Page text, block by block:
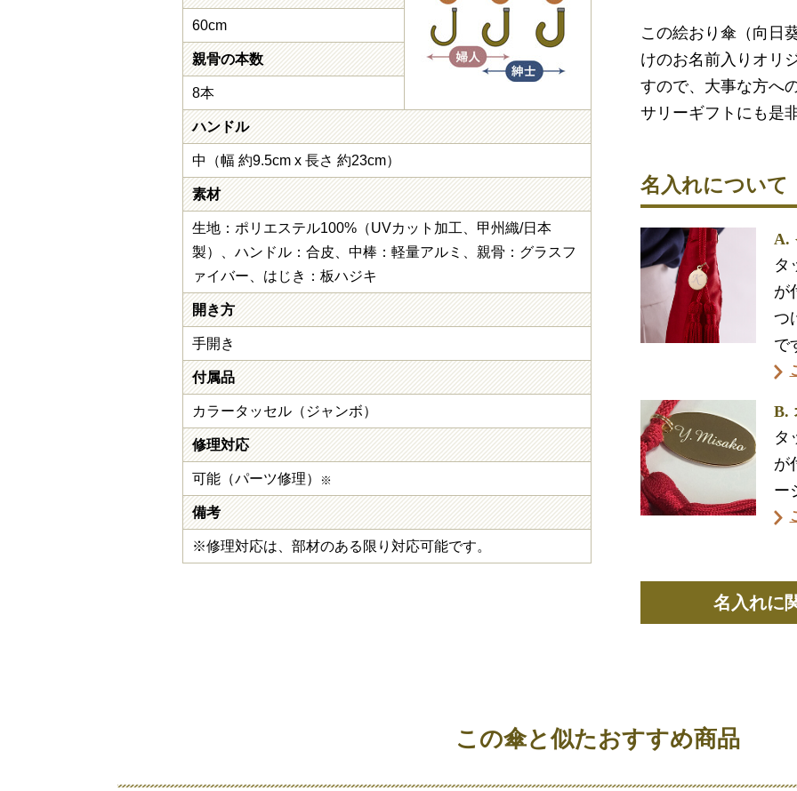
60cm
親骨の本数
8本
ハンドル
中（幅 約9.5cm x 長さ 約23cm）
素材
生地：ポリエステル100%（UVカット加工、甲州織/日本
製）、ハンドル：合皮、中棒：軽量アルミ、親骨：グラスフ
ァイバー、はじき：板ハジキ
開き方
手開き
付属品
カラータッセル（ジャンボ）
修理対応
可能（パーツ修理） ※
備考
※修理対応は、部材のある限り対応可能です。
この絵おり傘（向日
けのお名前入りオリ
すので、大事な方へ
サリーギフトにも是
名入れについて
A.
タ
が
つ
で
B.
タ
が
ー
名入れに
この傘と似たおすすめ商品